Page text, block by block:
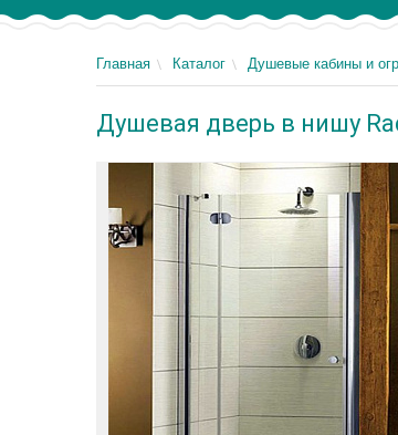
Главная Каталог Душевые кабины и
Душевая дверь в нишу